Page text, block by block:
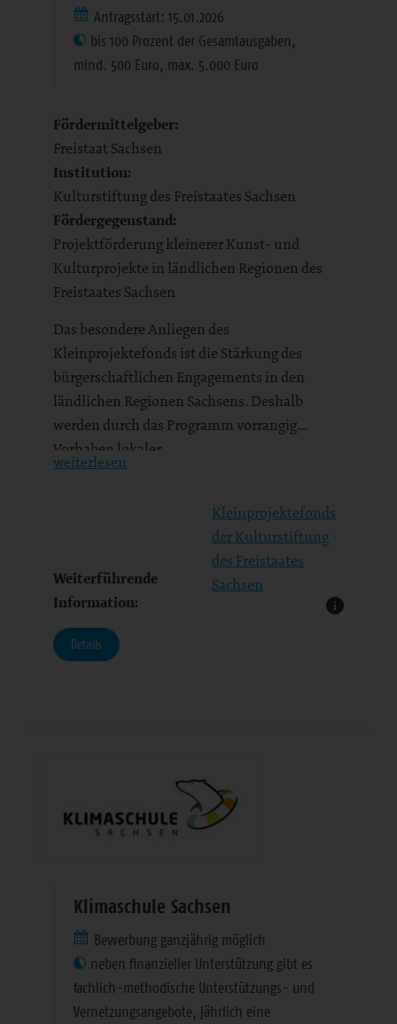
Antragsstart: 15.01.2026
bis 100 Prozent der Gesamtausgaben,
mind. 500 Euro, max. 5.000 Euro
Fördermittelgeber:
Freistaat Sachsen
Institution:
Kulturstiftung des Freistaates Sachsen
Fördergegenstand:
Projektförderung kleinerer Kunst- und
Kulturprojekte in ländlichen Regionen des
Freistaates Sachsen
Das besondere Anliegen des
Kleinprojektefonds ist die Stärkung des
bürgerschaftlichen Engagements in den
ländlichen Regionen Sachsens. Deshalb
werden durch das Programm vorrangig
Vorhaben lokaler…
weiterlesen
Weiterführende
Information:
Kleinprojektefonds
der Kulturstiftung
des Freistaates
Sachsen
Details
Klimaschule Sachsen
Bewerbung ganzjährig möglich
neben finanzieller Unterstützung gibt es
fachlich-methodische Unterstützungs- und
Vernetzungsangebote, jährlich eine